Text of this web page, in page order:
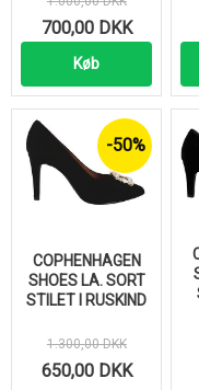
700,00 DKK
Køb
COPHENHAGEN
SHOES LA. SORT
STILET I RUSKIND
1.300,00 DKK
650,00 DKK
-50%